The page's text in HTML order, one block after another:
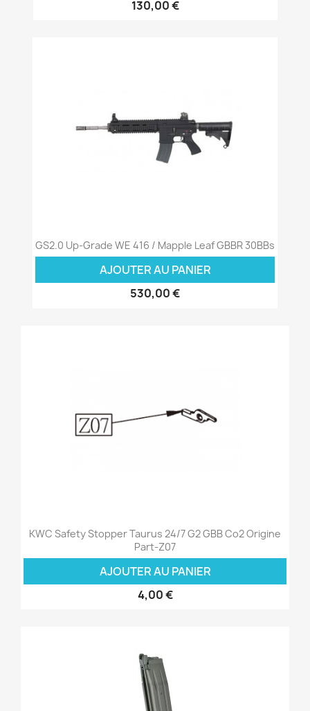
130,00 €
GS2.0 Up-Grade WE 416 / Mapple Leaf GBBR 30BBs
AJOUTER AU PANIER
530,00 €
KWC Safety Stopper Taurus 24/7 G2 GBB Co2 Origine
Part-Z07
AJOUTER AU PANIER
4,00 €